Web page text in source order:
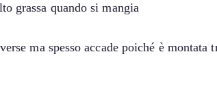
grassa quando si mangia
ma spesso accade poiché è